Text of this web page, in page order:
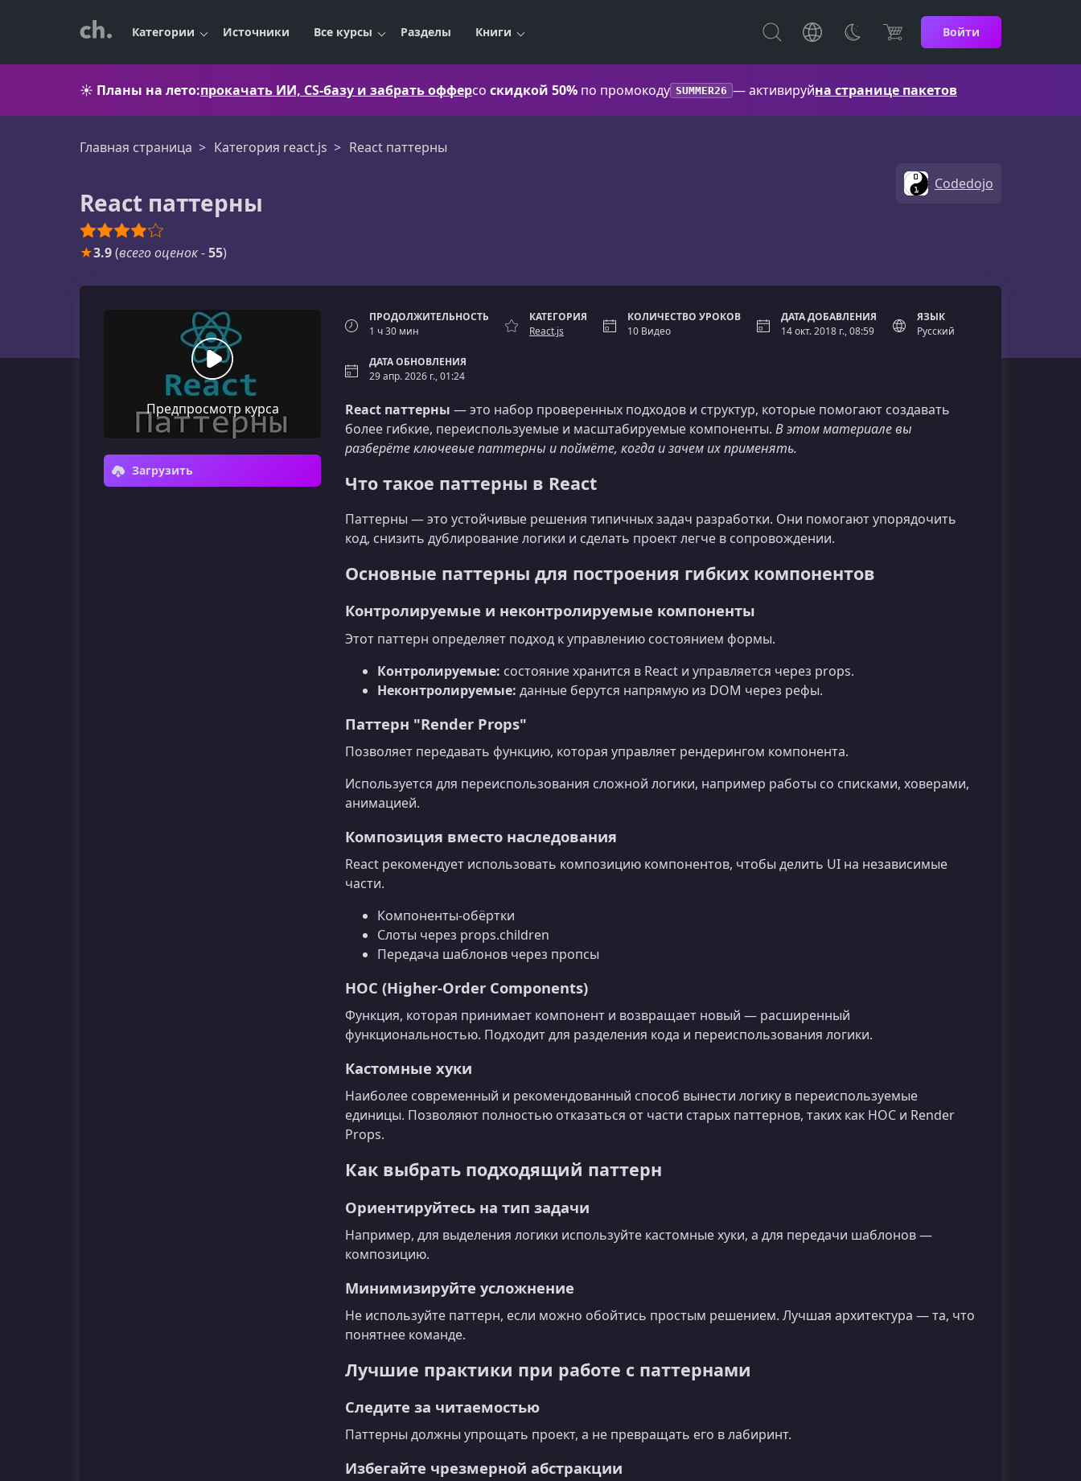
Категории Источники Все курсы Разделы Книги Войти
☀️ Планы на лето:прокачать ИИ, CS-базу и забрать офферсо скидкой 50% по промокоду SUMMER26 — активируйна странице пакетов
Главная страница Категория react.js React паттерны
React паттерны
Codedojo
★3.9(всего оценок-55)
Предпросмотр курса
Загрузить
ПРОДОЛЖИТЕЛЬНОСТЬ
1 ч 30 мин
КАТЕГОРИЯ
React.js
КОЛИЧЕСТВО УРОКОВ
10 Видео
ДАТА ДОБАВЛЕНИЯ
14 окт. 2018 г., 08:59
ЯЗЫК
Русский
ДАТА ОБНОВЛЕНИЯ
29 апр. 2026 г., 01:24
React паттерны — это набор проверенных подходов и структур, которые помогают создавать
более гибкие, переиспользуемые и масштабируемые компоненты. В этом материале вы
разберёте ключевые паттерны и поймёте, когда и зачем их применять.
Что такое паттерны в React
Паттерны — это устойчивые решения типичных задач разработки. Они помогают упорядочить
код, снизить дублирование логики и сделать проект легче в сопровождении.
Основные паттерны для построения гибких компонентов
Контролируемые и неконтролируемые компоненты
Этот паттерн определяет подход к управлению состоянием формы.
Контролируемые: состояние хранится в React и управляется через props.
Неконтролируемые: данные берутся напрямую из DOM через рефы.
Паттерн "Render Props"
Позволяет передавать функцию, которая управляет рендерингом компонента.
Используется для переиспользования сложной логики, например работы со списками, ховерами,
анимацией.
Композиция вместо наследования
React рекомендует использовать композицию компонентов, чтобы делить UI на независимые
части.
Компоненты-обёртки
Слоты через props.children
Передача шаблонов через пропсы
HOC (Higher-Order Components)
Функция, которая принимает компонент и возвращает новый — расширенный
функциональностью. Подходит для разделения кода и переиспользования логики.
Кастомные хуки
Наиболее современный и рекомендованный способ вынести логику в переиспользуемые
единицы. Позволяют полностью отказаться от части старых паттернов, таких как HOC и Render
Props.
Как выбрать подходящий паттерн
Ориентируйтесь на тип задачи
Например, для выделения логики используйте кастомные хуки, а для передачи шаблонов —
композицию.
Минимизируйте усложнение
Не используйте паттерн, если можно обойтись простым решением. Лучшая архитектура — та, что
понятнее команде.
Лучшие практики при работе с паттернами
Следите за читаемостью
Паттерны должны упрощать проект, а не превращать его в лабиринт.
Избегайте чрезмерной абстракции